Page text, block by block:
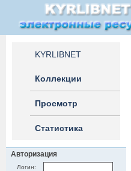
KYRLIBNET
Коллекции
Просмотр
Статистика
Авторизация
Логин: